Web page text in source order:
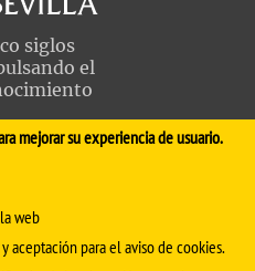
siglos
el
.facmedinfo@us.es
mejorar su experiencia de usuario.
web
aceptación para el aviso de cookies.